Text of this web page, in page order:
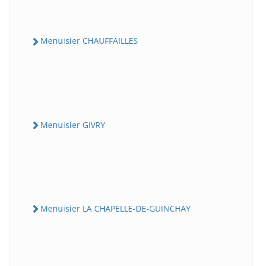
Menuisier CHAUFFAILLES
Menuisier GIVRY
Menuisier LA CHAPELLE-DE-GUINCHAY